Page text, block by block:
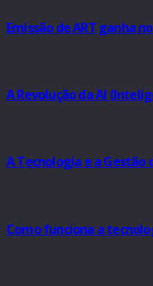
Emissão de ART ganha
A Revolução da AI
A Tecnologia e a Gestão
Como funciona a